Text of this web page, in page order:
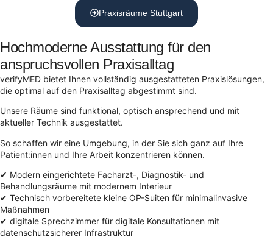
Praxisräume Stuttgart
Hochmoderne Ausstattung für den
anspruchsvollen Praxisalltag
verifyMED bietet Ihnen vollständig ausgestatteten Praxislösungen,
die optimal auf den Praxisalltag abgestimmt sind.
Unsere Räume sind funktional, optisch ansprechend und mit
aktueller Technik ausgestattet.
So schaffen wir eine Umgebung, in der Sie sich ganz auf Ihre
Patient:innen und Ihre Arbeit konzentrieren können.
✔ Modern eingerichtete Facharzt-, Diagnostik- und
Behandlungsräume mit modernem Interieur
✔ Technisch vorbereitete kleine OP-Suiten für minimalinvasive
Maßnahmen
✔ digitale Sprechzimmer für digitale Konsultationen mit
datenschutzsicherer Infrastruktur